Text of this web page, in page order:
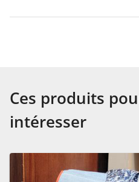
Ces produits
intéresser